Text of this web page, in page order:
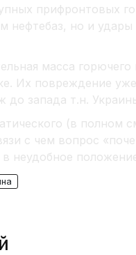
прифронтовых
нефтебаз, но и
масса горючего
Их повреждение
до запада т.н.
(в полном
с чем вопрос
неудобное